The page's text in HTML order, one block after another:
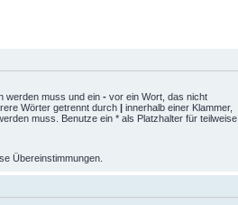
werden muss und ein - vor ein Wort, das nicht
Wörter getrennt durch | innerhalb einer Klammer,
muss. Benutze ein * als Platzhalter für teilweise
Übereinstimmungen.